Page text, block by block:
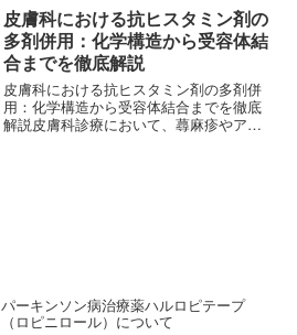
か？「たかがしもやけ」と軽く考えてし
まいがちですが、あの耐え難...
皮膚科における抗ヒスタミン剤の
多剤併用：化学構造から受容体結
合までを徹底解説
皮膚科における抗ヒスタミン剤の多剤併
用：化学構造から受容体結合までを徹底
解説皮膚科診療において、蕁麻疹やアト
パーキンソン病治療薬ハルロピテープ
（ロピニロール）について